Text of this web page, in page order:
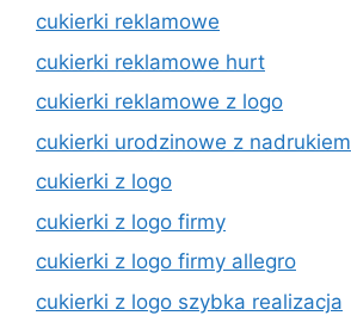
cukierki reklamowe
cukierki reklamowe hurt
cukierki reklamowe z logo
cukierki urodzinowe z nadrukiem
cukierki z logo
cukierki z logo firmy
cukierki z logo firmy allegro
cukierki z logo szybka realizacja